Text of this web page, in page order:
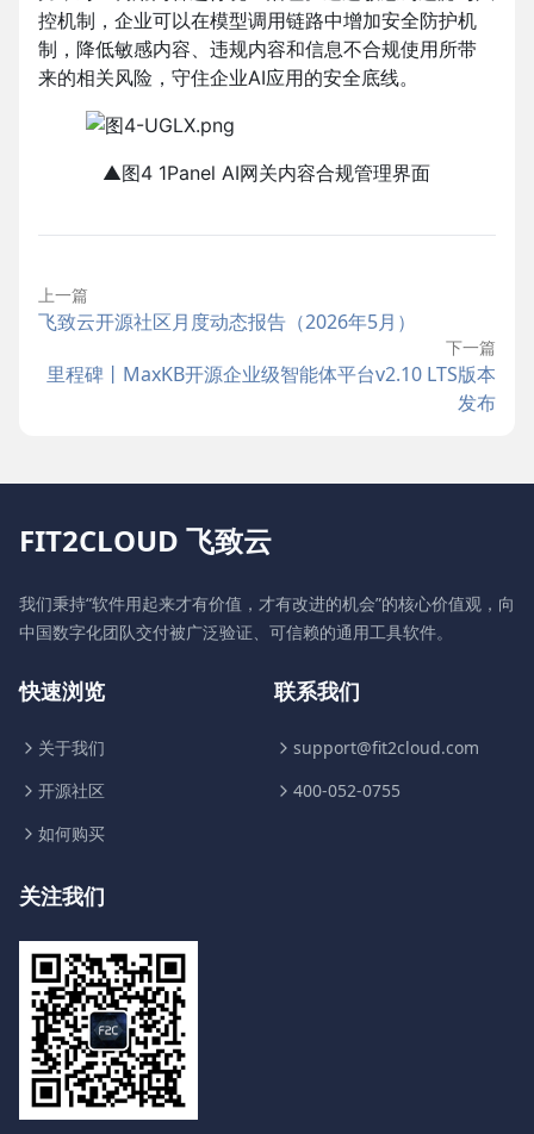
控机制，企业可以在模型调用链路中增加安全防护机
制，降低敏感内容、违规内容和信息不合规使用所带
来的相关风险，守住企业AI应用的安全底线。
▲图4 1Panel AI网关内容合规管理界面
上一篇
飞致云开源社区月度动态报告（2026年5月）
下一篇
里程碑丨MaxKB开源企业级智能体平台v2.10 LTS版本
发布
FIT2CLOUD 飞致云
我们秉持“软件用起来才有价值，才有改进的机会”的核心价值观，向
中国数字化团队交付被广泛验证、可信赖的通用工具软件。
快速浏览
关于我们
开源社区
如何购买
联系我们
support@fit2cloud.com
400-052-0755
关注我们